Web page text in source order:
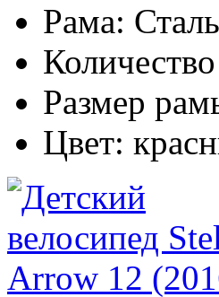
Рама: Сталь
Размер
Цвет: